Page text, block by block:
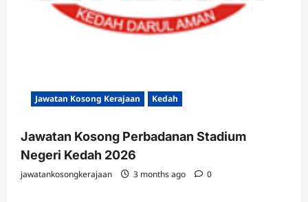
Jawatan Kosong Kerajaan Kedah
Jawatan Kosong Perbadanan Stadium
Negeri Kedah 2026
jawatankosongkerajaan 3 months ago 0